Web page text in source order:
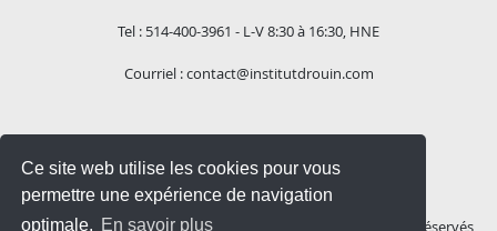
Ce site web utilise les cookies pour vous
permettre une expérience de navigation
optimale. En savoir plus
Tel : 514-400-3961 - L-V 8:30 à 16:30, HNE
Courriel :contact@institutdrouin.com
Suivez-nous!
Copyright 2026 Institut généalogique Drouin, Tous droits réservés